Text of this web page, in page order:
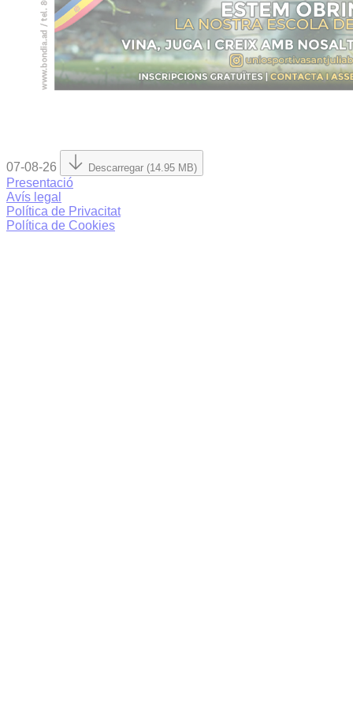
07-08-26 Descarregar (14.95 MB)
Presentació
Avís legal
Política de Privacitat
Política de Cookies